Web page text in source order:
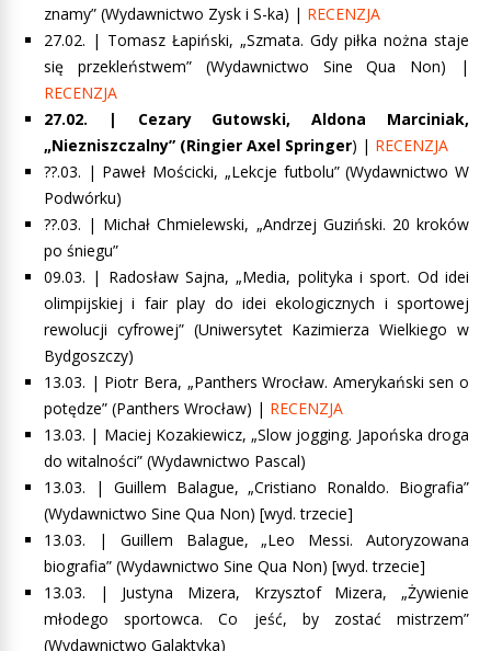
znamy” (Wydawnictwo Zysk i S-ka) | RECENZJA
27.02. | Tomasz Łapiński, „Szmata. Gdy piłka nożna staje
się przekleństwem”(Wydawnictwo Sine Qua Non) |
RECENZJA
27.02. | Cezary Gutowski, Aldona Marciniak,
„Niezniszczalny” (Ringier Axel Springer) | RECENZJA
??.03. | Paweł Mościcki, „Lekcje futbolu”(Wydawnictwo W
Podwórku)
??.03. | Michał Chmielewski, „Andrzej Guziński. 20 kroków
po śniegu”
09.03. | Radosław Sajna, „Media, polityka i sport. Od idei
olimpijskiej i fair play do idei ekologicznych i sportowej
rewolucji cyfrowej” (Uniwersytet Kazimierza Wielkiego w
Bydgoszczy)
13.03. | Piotr Bera, „Panthers Wrocław. Amerykański sen o
potędze” (Panthers Wrocław) | RECENZJA
13.03. | Maciej Kozakiewicz, „Slow jogging. Japońska droga
do witalności” (Wydawnictwo Pascal)
13.03. | Guillem Balague, „Cristiano Ronaldo. Biografia”
(Wydawnictwo Sine Qua Non) [wyd. trzecie]
13.03. | Guillem Balague, „Leo Messi. Autoryzowana
biografia” (Wydawnictwo Sine Qua Non) [wyd. trzecie]
13.03. | Justyna Mizera, Krzysztof Mizera, „Żywienie
młodego sportowca. Co jeść, by zostać mistrzem”
(Wydawnictwo Galaktyka)